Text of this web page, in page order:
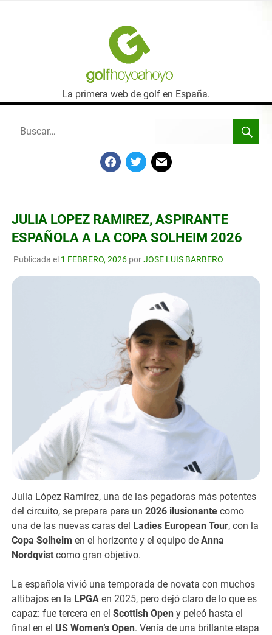
A
HOYO
La primera web de golf en España.
FACEBOOKTWITTER
MAIL
JULIA LOPEZ RAMIREZ, ASPIRANTE
ESPAÑOLA A LA COPA SOLHEIM 2026
Publicada el 1 FEBRERO, 2026porJOSE LUIS BARBERO
Julia López Ramírez, una de las pegadoras más potentes
del circuito, se prepara para un2026 ilusionante como
una de las nuevas caras del Ladies European Tour, con la
Copa Solheim en el horizonte y el equipo deAnna
Nordqvist como gran objetivo.
La española vivió una temporada de novata con muchos
altibajos en la LPGA en 2025, pero dejó claro de lo que es
capaz: fue tercera en el Scottish Open y peleó hasta el
final en el US Women’s Open. Venía de una brillante etapa